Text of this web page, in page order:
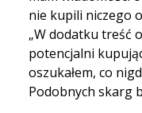
nie kupili niczego
„W dodatku treść
potencjalni
oszukałem, co
Podobnych skarg